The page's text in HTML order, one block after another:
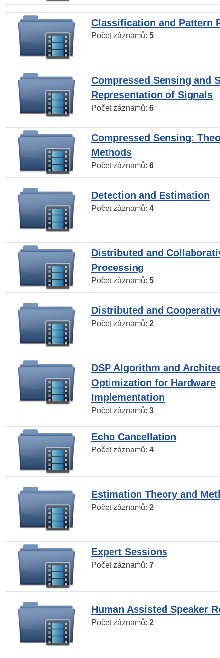
Classification and Pattern
Počet záznamů: 5
Compressed Sensing and
Representation of Signals
Počet záznamů: 6
Compressed Sensing:
Methods
Počet záznamů: 6
Detection and Estimation
Počet záznamů: 4
Distributed and
Processing
Počet záznamů: 5
Distributed and
Počet záznamů: 2
DSP Algorithm and
Optimization for Hardware
Implementation
Počet záznamů: 3
Echo Cancellation
Počet záznamů: 4
Estimation Theory and
Počet záznamů: 2
Expert Sessions
Počet záznamů: 7
Human Assisted Speaker
Počet záznamů: 2